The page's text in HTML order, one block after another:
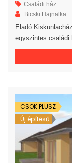
Családi ház
Bicski Hajnalka
Eladó
egyszintes családi
praktikus és
ingatlan 30-as
CSOK PLUSZ
Új építésű